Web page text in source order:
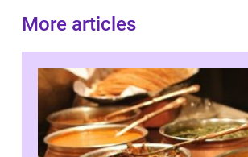
More articles